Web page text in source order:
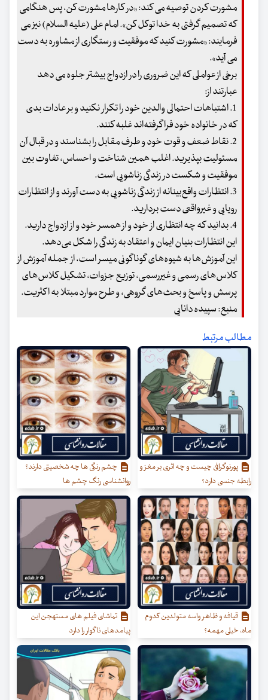
مشورت کردن توصیه می کند: «در کارها مشورت کن، پس هنگامی
که تصمیم گرفتی به خدا توکل کن». امام علی (علیه السلام) نیز می
فرمایند: «مشورت کنید که موفقیت و رستگاری از مشاوره به دست
می آید».
برخی از عواملی که این ضروری را در ازدواج بیشتر جلوه می دهد
عبارتند از:
1. اشتباهات احتمالی والدین خود را تکرار نکنید و بر عادات بدی
که در خانواده خود فرا گرفته‌اند غلبه کنند.
2. نقاط ضعف و قوت خود و طرف مقابل را بشناسند و در قبال آن
مسئولیت بپذیرید. اغلب همین شناخت و احساس، تفاوت بین
موفقیت و شکست در زندگی زناشویی است.
3. انتظارات واقع‌بینانه از زندگی زناشویی به دست آورند و از انتظارات
رویایی و غیرواقعی دست بردارید.
4. بدانید که چه انتظاری از خود و از همسر خود و از ازدواج دارید.
این انتظارات بنیان ایمان و اعتقاد به زندگی را شکل می‌دهد.
این آموزش‌ها به شیوه‌های گوناگونی میسر است، از جمله آموزش از
کلاس‌های رسمی و غیررسمی، توزیع جزوات، تشکیل کلاس‌های
پرسش و پاسخ و بحث‌های گروهی، و طرح موارد مبتلا به اکثریت.
منبع: سپیده دانایی
مطالب مرتبط
پورنوگرافی چیست و چه اثری بر مغز و
رابطه جنسی دارد؟
چشم رنگی ها چه شخصیتی دارند؟
روانشناسی رنگ چشم ها
قیافه و ظاهر واسه متولدین کدوم
ماه، خیلی مهمه؟
تماشای فیلم های مستهجن این
پیامدهای ناگوار را دارد